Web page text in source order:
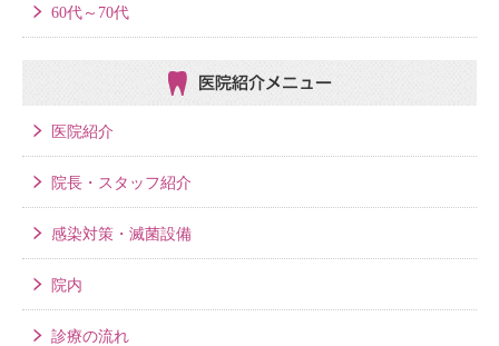
60代～70代
医院紹介メニュー
医院紹介
院長・スタッフ紹介
感染対策・滅菌設備
院内
診療の流れ